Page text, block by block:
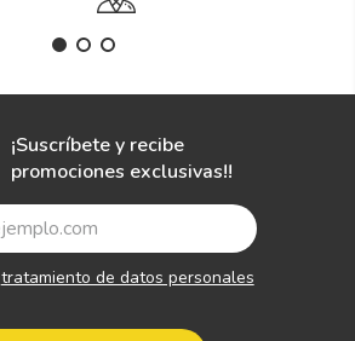
¡Suscríbete y recibe
promociones exclusivas!!
tratamiento de datos personales